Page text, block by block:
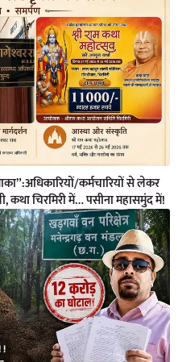
कर्मचारियों से लेकर
चिरमिरी में… पसीना महासमुंद में!